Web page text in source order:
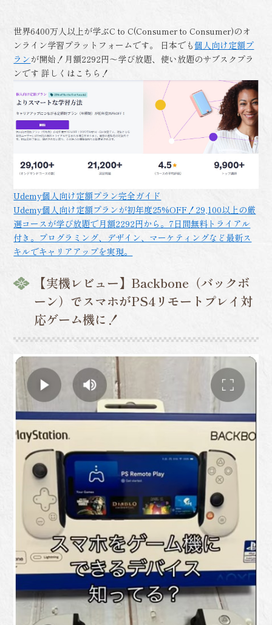
世界6400万人以上が学ぶC to C(Consumer to Consumer)のオ
ンライン学習プラットフォームです。 日本でも個人向け定額プ
ランが開始！月額2292円～学び放題、使い放題のサブスクプラ
ンです 詳しくはこちら！
Udemy個人向け定額プラン完全ガイド
Udemy個人向け定額プランが初年度25%OFF！29,100以上の厳
選コースが学び放題で月額2292円から。7日間無料トライアル
付き。プログラミング、デザイン、マーケティングなど最新ス
キルでキャリアアップを実現。
【実機レビュー】Backbone（バックボ
ーン）でスマホがPS4リモートプレイ対
応ゲーム機に！